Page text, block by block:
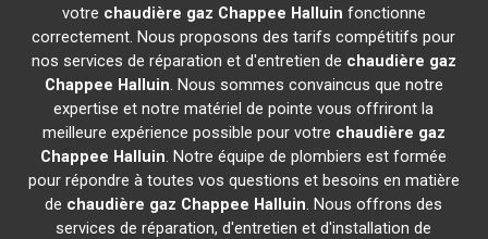
votre chaudière gaz Chappee Halluin fonctionne
correctement. Nous proposons des tarifs compétitifs pour
nos services de réparation et d'entretien de chaudière gaz
Chappee Halluin. Nous sommes convaincus que notre
expertise et notre matériel de pointe vous offriront la
meilleure expérience possible pour votre chaudière gaz
Chappee Halluin. Notre équipe de plombiers est formée
pour répondre à toutes vos questions et besoins en matière
de chaudière gaz Chappee Halluin. Nous offrons des
services de réparation, d'entretien et d'installation de